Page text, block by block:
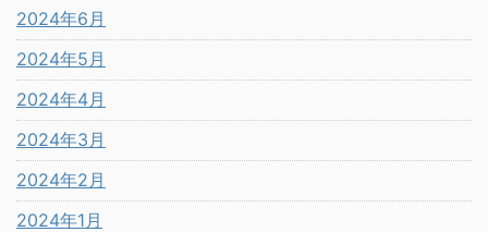
2024年6月
2024年5月
2024年4月
2024年3月
2024年2月
2024年1月